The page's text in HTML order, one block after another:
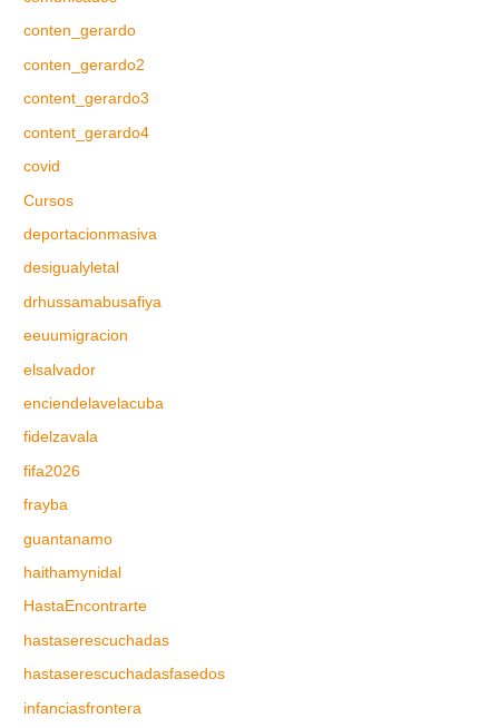
conten_gerardo
conten_gerardo2
content_gerardo3
content_gerardo4
covid
Cursos
deportacionmasiva
desigualyletal
drhussamabusafiya
eeuumigracion
elsalvador
enciendelavelacuba
fidelzavala
fifa2026
frayba
guantanamo
haithamynidal
HastaEncontrarte
hastaserescuchadas
hastaserescuchadasfasedos
infanciasfrontera